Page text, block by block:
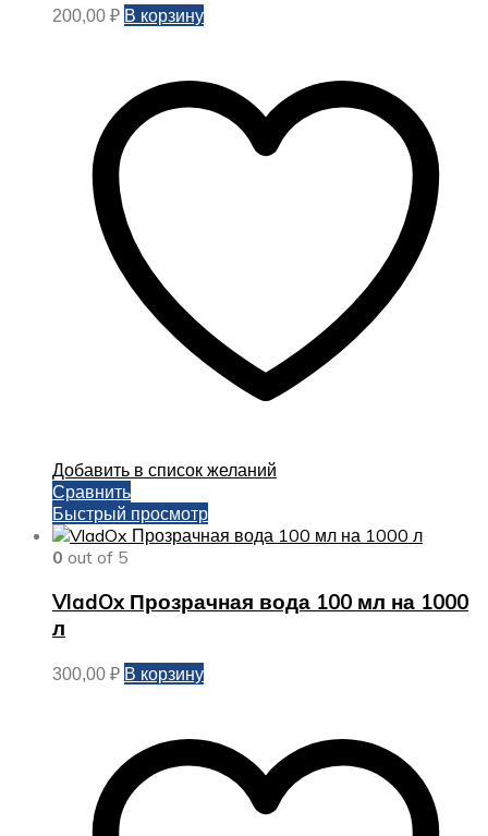
200,00 ₽ В корзину
Добавить в список желаний
Сравнить
Быстрый просмотр
0 out of 5
VladOx Прозрачная вода 100 мл на 1000
л
300,00 ₽ В корзину